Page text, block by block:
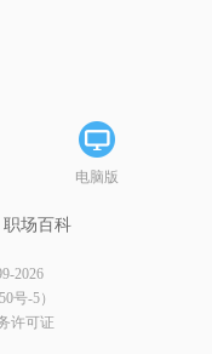
电脑版
职场百科
2026
号-5）
许可证